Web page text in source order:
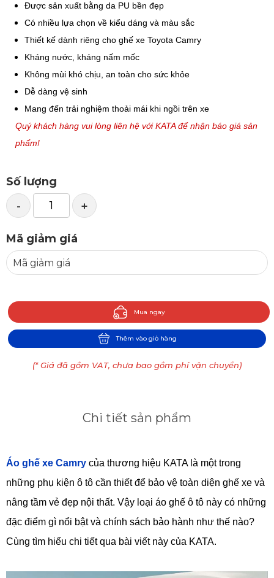
Được sản xuất bằng da PU bền đẹp
Có nhiều lựa chọn về kiểu dáng và màu sắc
Thiết kế dành riêng cho ghế xe Toyota Camry
Kháng nước, kháng nấm mốc
Không mùi khó chịu, an toàn cho sức khỏe
Dễ dàng vệ sinh
Mang đến trải nghiệm thoải mái khi ngồi trên xe
Quý khách hàng vui lòng liên hệ với KATA để nhận báo giá sản
phẩm!
Số lượng
- +
Mã giảm giá
Mua ngay
Thêm vào giỏ hàng
(* Giá đã gồm VAT, chưa bao gồm phí vận chuyển)
Chi tiết sản phẩm
Áo ghế xe Camry của thương hiệu KATA là một trong
những phụ kiện ô tô cần thiết để bảo vệ toàn diện ghế xe và
nâng tầm vẻ đẹp nội thất. Vậy loại áo ghế ô tô này có những
đặc điểm gì nổi bật và chính sách bảo hành như thế nào?
Cùng tìm hiểu chi tiết qua bài viết này của KATA.